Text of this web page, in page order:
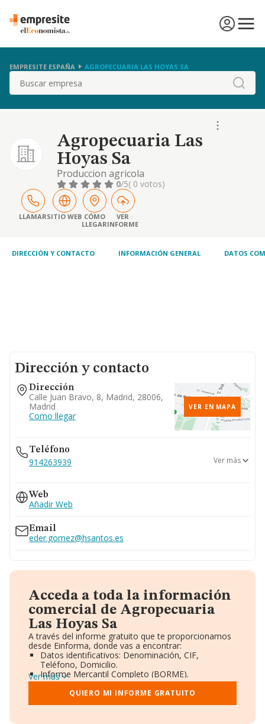
EMPRESITE ESPAÑA AGROPECUARIA LAS HOYAS SA
Buscar
Agropecuaria Las
Hoyas Sa
Produccion agricola
0/5( 0 votos)
LLAMARSITIO WEB CÓMO
LLEGAR
VER
INFORME
DIRECCIÓN Y CONTACTO INFORMACIÓN GENERAL DATOS
Dirección y contacto
Dirección
Calle Juan Bravo, 8, Madrid, 28006,
Madrid
Como llegar
VER EN MAPA
Teléfono
914263939
918637062
914263950
914263946
Ver más
Web
Añadir Web
Email
eder.gomez@hsantos.es
Acceda a toda la información
comercial de Agropecuaria
Las Hoyas Sa
A través del informe gratuito que te proporcionamos
desde Einforma, donde vas a encontrar:
Datos identificativos: Denominación, CIF,
Teléfono, Domicilio.
Informe Mercantil Completo (BORME).
Gráficos de Evolución Ventas y Empleados.
Consejo de Administración y Administradores.
Directivos y Ejecutivos.
Ver más
QUIERO MI INFORME GRATUITO